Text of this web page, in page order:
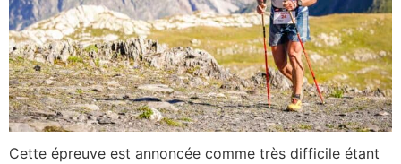
Cette épreuve est annoncée comme très difficile étant